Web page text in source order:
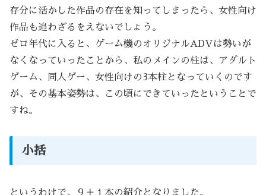
存分に活かした作品の存在を知ってしまったら、女性向け
作品も追わざるをえないでしょう。
ゼロ年代に入ると、ゲーム機のオリジナルADVは勢いが
なくなっていったことから、私のメインの柱は、アダルト
ゲーム、同人ゲー、女性向けの3本柱となっていくのです
が、その基本姿勢は、この頃にできていったということで
すね。
小括
というわけで、９＋１本の紹介となりました。